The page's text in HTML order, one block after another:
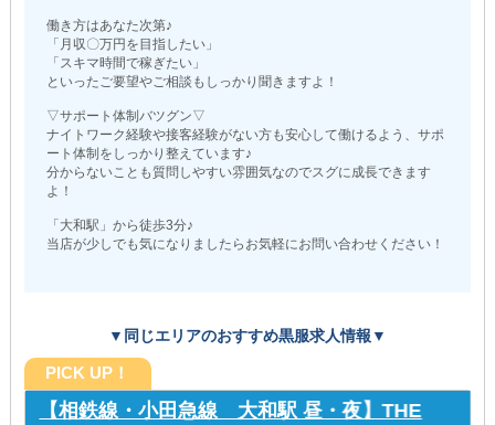
働き方はあなた次第♪
「月収〇万円を目指したい」
「スキマ時間で稼ぎたい」
といったご要望やご相談もしっかり聞きますよ！
▽サポート体制バツグン▽
ナイトワーク経験や接客経験がない方も安心して働けるよう、サポ
ート体制をしっかり整えています♪
分からないことも質問しやすい雰囲気なのでスグに成長できます
よ！
「大和駅」から徒歩3分♪
当店が少しでも気になりましたらお気軽にお問い合わせください！
▼同じエリアのおすすめ黒服求人情報▼
PICK UP！
【相鉄線・小田急線 大和駅 昼・夜】THE